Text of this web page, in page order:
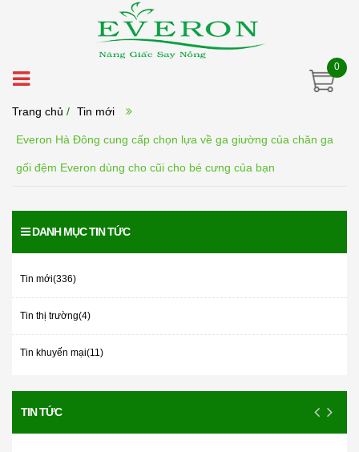
0
Trang chủ / Tin mới
Everon Hà Đông cung cấp chọn lựa về ga giường của chăn ga
gối đệm Everon dùng cho cũi cho bé cưng của bạn
DANH MỤC TIN TỨC
Tin mới(336)
Tin thị trường(4)
Tin khuyến mại(11)
TIN TỨC